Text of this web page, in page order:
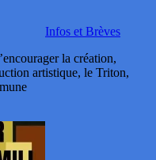
Infos et Brèves
la création,
artistique, le Triton,